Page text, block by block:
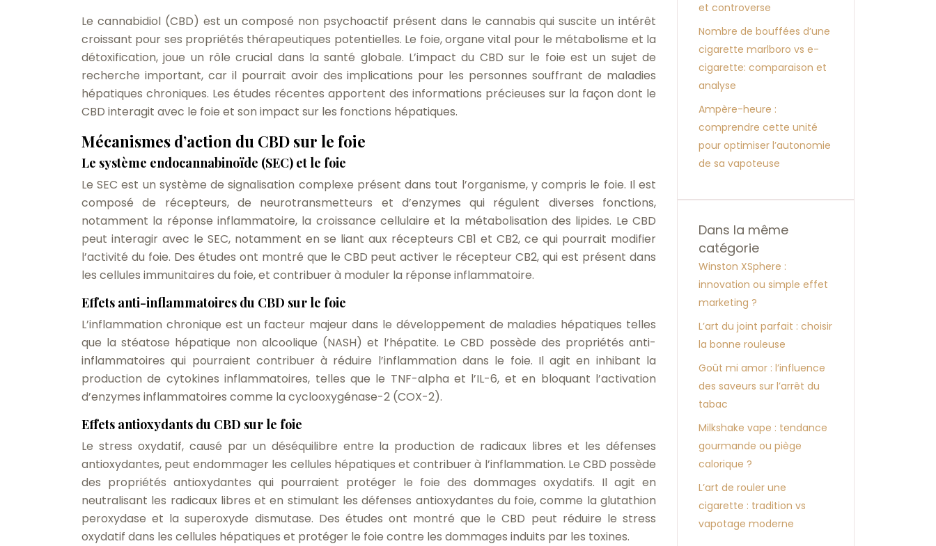
Le cannabidiol (CBD) est un composé non psychoactif présent dans le cannabis qui suscite un intérêt
croissant pour ses propriétés thérapeutiques potentielles. Le foie, organe vital pour le métabolisme et la
détoxification, joue un rôle crucial dans la santé globale. L’impact du CBD sur le foie est un sujet de
recherche important, car il pourrait avoir des implications pour les personnes souffrant de maladies
hépatiques chroniques. Les études récentes apportent des informations précieuses sur la façon dont le
CBD interagit avec le foie et son impact sur les fonctions hépatiques.
Mécanismes d’action du CBD sur le foie
Le système endocannabinoïde (SEC) et le foie
Le SEC est un système de signalisation complexe présent dans tout l’organisme, y compris le foie. Il est
composé de récepteurs, de neurotransmetteurs et d’enzymes qui régulent diverses fonctions,
notamment la réponse inflammatoire, la croissance cellulaire et la métabolisation des lipides. Le CBD
peut interagir avec le SEC, notamment en se liant aux récepteurs CB1 et CB2, ce qui pourrait modifier
l’activité du foie. Des études ont montré que le CBD peut activer le récepteur CB2, qui est présent dans
les cellules immunitaires du foie, et contribuer à moduler la réponse inflammatoire.
Effets anti-inflammatoires du CBD sur le foie
L’inflammation chronique est un facteur majeur dans le développement de maladies hépatiques telles
que la stéatose hépatique non alcoolique (NASH) et l’hépatite. Le CBD possède des propriétés anti-
inflammatoires qui pourraient contribuer à réduire l’inflammation dans le foie. Il agit en inhibant la
production de cytokines inflammatoires, telles que le TNF-alpha et l’IL-6, et en bloquant l’activation
d’enzymes inflammatoires comme la cyclooxygénase-2 (COX-2).
Effets antioxydants du CBD sur le foie
Le stress oxydatif, causé par un déséquilibre entre la production de radicaux libres et les défenses
antioxydantes, peut endommager les cellules hépatiques et contribuer à l’inflammation. Le CBD possède
des propriétés antioxydantes qui pourraient protéger le foie des dommages oxydatifs. Il agit en
neutralisant les radicaux libres et en stimulant les défenses antioxydantes du foie, comme la glutathion
peroxydase et la superoxyde dismutase. Des études ont montré que le CBD peut réduire le stress
oxydatif dans les cellules hépatiques et protéger le foie contre les dommages induits par les toxines.
et controverse
Nombre de bouffées d’une
cigarette marlboro vs e-
cigarette: comparaison et
analyse
Ampère-heure :
comprendre cette unité
pour optimiser l’autonomie
de sa vapoteuse
Dans la même
catégorie
Winston XSphere :
innovation ou simple effet
marketing ?
L’art du joint parfait : choisir
la bonne rouleuse
Goût mi amor : l’influence
des saveurs sur l’arrêt du
tabac
Milkshake vape : tendance
gourmande ou piège
calorique ?
L’art de rouler une
cigarette : tradition vs
vapotage moderne